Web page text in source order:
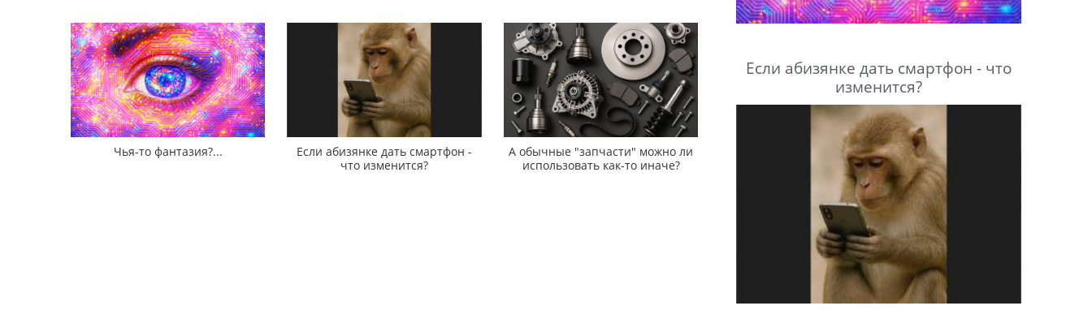
Чья-то фантазия?...
Если абизянке дать смартфон -
что изменится?
А обычные "запчасти" можно ли
использовать как-то иначе?
Если абизянке дать смартфон - что
изменится?